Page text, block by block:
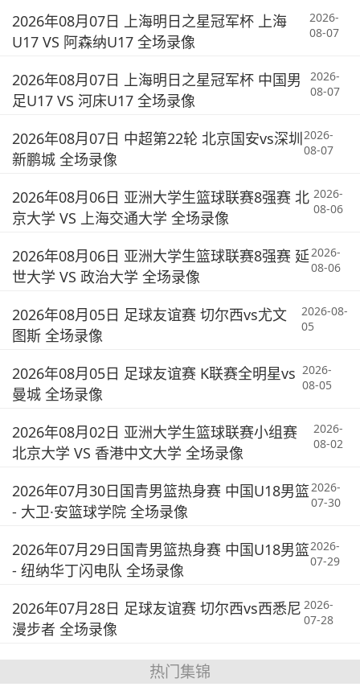
2026年08月07日 上海明日之星冠军杯 上海
U17 VS 阿森纳U17 全场录像
2026-
08-07
2026年08月07日 上海明日之星冠军杯 中国男
足U17 VS 河床U17 全场录像
2026-
08-07
2026年08月07日 中超第22轮 北京国安vs深圳
新鹏城 全场录像
2026-
08-07
2026年08月06日 亚洲大学生篮球联赛8强赛 北
京大学 VS 上海交通大学 全场录像
2026-
08-06
2026年08月06日 亚洲大学生篮球联赛8强赛 延
世大学 VS 政治大学 全场录像
2026-
08-06
2026年08月05日 足球友谊赛 切尔西vs尤文
图斯 全场录像
2026-08-
05
2026年08月05日 足球友谊赛 K联赛全明星vs
曼城 全场录像
2026-
08-05
2026年08月02日 亚洲大学生篮球联赛小组赛
北京大学 VS 香港中文大学 全场录像
2026-
08-02
2026年07月30日国青男篮热身赛 中国U18男篮
- 大卫·安篮球学院 全场录像
2026-
07-30
2026年07月29日国青男篮热身赛 中国U18男篮
- 纽纳华丁闪电队 全场录像
2026-
07-29
2026年07月28日 足球友谊赛 切尔西vs西悉尼
漫步者 全场录像
2026-
07-28
热门集锦